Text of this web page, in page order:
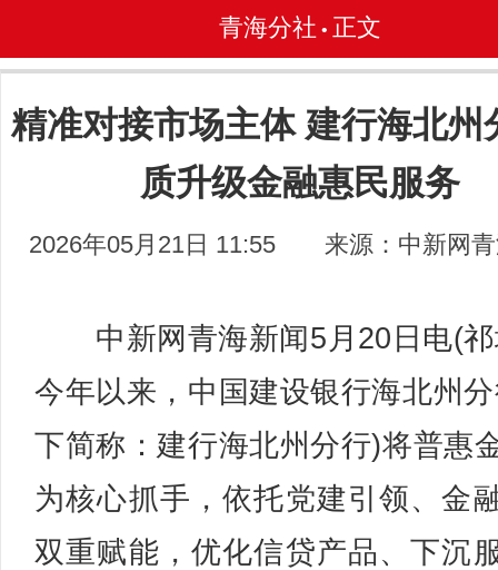
青海分社 • 正文
精准对接市场主体 建行海北州
质升级金融惠民服务
2026年05月21日 11:55 来源：中新网
中新网青海新闻5月20日电(祁
今年以来，中国建设银行海北州
下简称：建行海北州分行)将普惠
为核心抓手，依托党建引领、金
双重赋能，优化信贷产品、下沉